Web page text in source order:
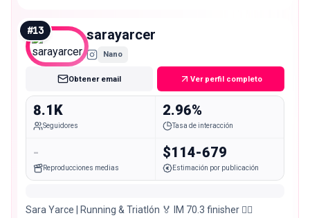
#13 sarayarcer
Nano
Obtener email Ver perfil completo
8.1K
Seguidores
2.96%
Tasa de interacción
-
Reproducciones medias
$114-679
Estimación por publicación
Sara Yarce | Running & Triatlón 🏅 IM 70.3 finisher ❤️‍🔥